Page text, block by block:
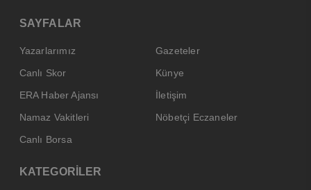
SAYFALAR
Yazarlarımız
Gazeteler
Canlı Skor
Künye
ERA Haber Ajansı
İletişim
Namaz Vakitleri
Nöbetçi Eczaneler
Canlı Borsa
KATEGORİLER